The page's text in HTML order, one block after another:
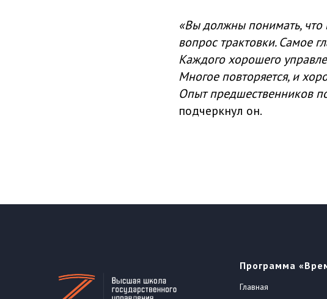
«Вы должны понимать, что
вопрос трактовки. Самое
Каждого хорошего
Многое повторяется, и
Опыт предшественников
подчеркнул он.
Программа
Главная